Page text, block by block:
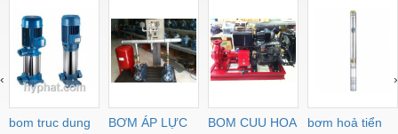
bom truc dung
BƠM ÁP LỰC
BOM CUU HOA
bơm hoả tiển
‹ ›